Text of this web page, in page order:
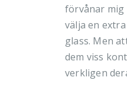
förvånar
välja en
glass. Men
dem viss
verkligen